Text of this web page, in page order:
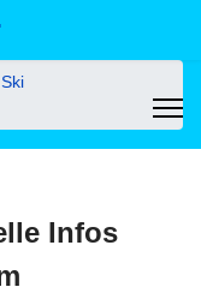
Ski
Infos